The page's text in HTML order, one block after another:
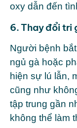
oxy dẫn đến
6. Thay đổi tri
Người bệnh
ngủ gà hoặc
hiện sự lú lẫn,
cũng như
tập trung gần
không thể làm